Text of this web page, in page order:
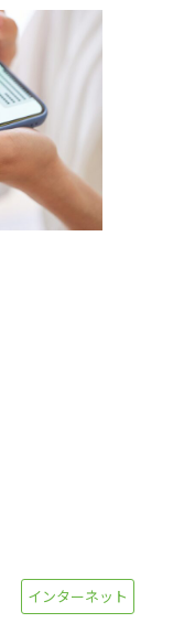
インターネット